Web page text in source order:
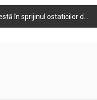
din Gaza în timpul încetării focului